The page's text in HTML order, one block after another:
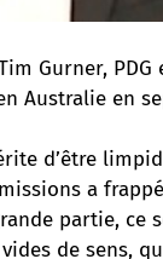
Gurner,
Australie en
d’être
a
partie, ce
de sens,